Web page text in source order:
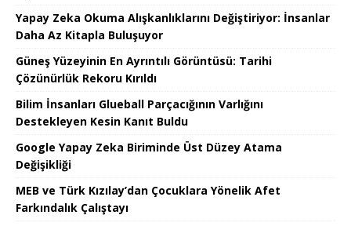
Yapay Zeka Okuma Alışkanlıklarını Değiştiriyor: İnsanlar
Daha Az Kitapla Buluşuyor
Güneş Yüzeyinin En Ayrıntılı Görüntüsü: Tarihi
Çözünürlük Rekoru Kırıldı
Bilim İnsanları Glueball Parçacığının Varlığını
Destekleyen Kesin Kanıt Buldu
Google Yapay Zeka Biriminde Üst Düzey Atama
Değişikliği
MEB ve Türk Kızılay’dan Çocuklara Yönelik Afet
Farkındalık Çalıştayı